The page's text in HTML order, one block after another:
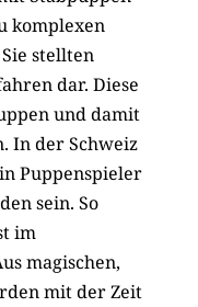
komplexen
stellten
dar. Diese
und damit
In der Schweiz
Puppenspieler
sein. So
im
magischen,
mit der Zeit